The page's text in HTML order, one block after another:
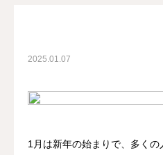
2025.01.07
1月は新年の始まりで、多く
料金案内
院ブログ